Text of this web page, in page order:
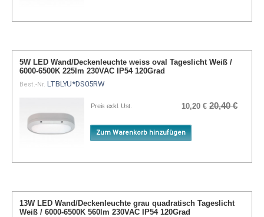
5W LED Wand/Deckenleuchte weiss oval Tageslicht Weiß /
6000-6500K 225lm 230VAC IP54 120Grad
Best.-Nr. LTBLYU*DS05RW
Preis exkl. Ust. 10,20 € 20,40 €
Zum Warenkorb hinzufügen
13W LED Wand/Deckenleuchte grau quadratisch Tageslicht
Weiß / 6000-6500K 560lm 230VAC IP54 120Grad